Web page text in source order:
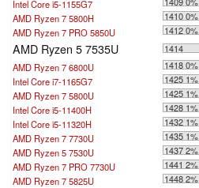
Intel Core i5-1155G7
AMD Ryzen 7 5800H
1410 0%
AMD Ryzen 7 PRO 5850U
1412 0%
AMD Ryzen 5 7535U
1414
AMD Ryzen 7 6800U
1418 0%
Intel Core i7-1165G7
1425 1%
AMD Ryzen 7 5800U
1425 1%
Intel Core i5-11400H
1428 1%
Intel Core i5-11320H
1432 1%
AMD Ryzen 7 7730U
1435 1%
AMD Ryzen 5 7530U
1437 2%
AMD Ryzen 7 PRO 7730U
1441 2%
AMD Ryzen 7 5825U
1448 2%